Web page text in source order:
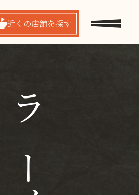
近くの店舗を探す